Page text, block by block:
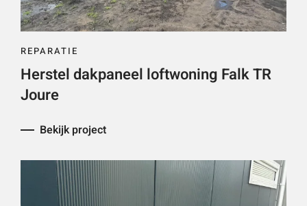
REPARATIE
Herstel dakpaneel loftwoning Falk TR
Joure
Bekijk project